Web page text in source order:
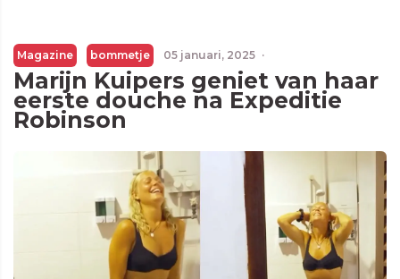
Magazine bommetje 05 januari, 2025 ·
Marijn Kuipers geniet van haar
eerste douche na Expeditie
Robinson